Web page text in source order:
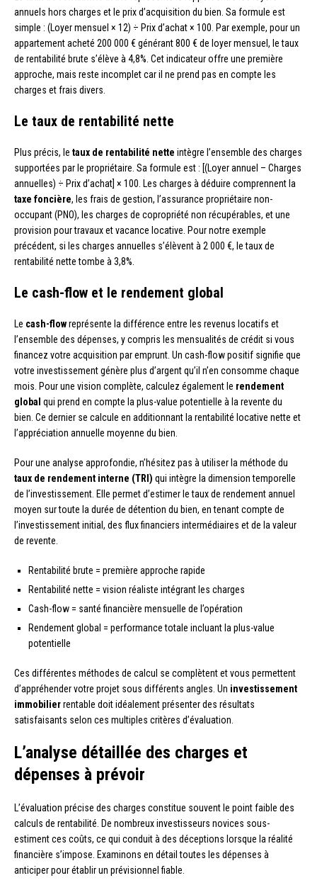
annuels hors charges et le prix d’acquisition du bien. Sa formule est
simple : (Loyer mensuel × 12) ÷ Prix d’achat × 100. Par exemple, pour un
appartement acheté 200 000 € générant 800 € de loyer mensuel, le taux
de rentabilité brute s’élève à 4,8%. Cet indicateur offre une première
approche, mais reste incomplet car il ne prend pas en compte les
charges et frais divers.
Le taux de rentabilité nette
Plus précis, le taux de rentabilité nette intègre l’ensemble des charges
supportées par le propriétaire. Sa formule est : [(Loyer annuel – Charges
annuelles) ÷ Prix d’achat] × 100. Les charges à déduire comprennent la
taxe foncière, les frais de gestion, l’assurance propriétaire non-
occupant (PNO), les charges de copropriété non récupérables, et une
provision pour travaux et vacance locative. Pour notre exemple
précédent, si les charges annuelles s’élèvent à 2 000 €, le taux de
rentabilité nette tombe à 3,8%.
Le cash-flow et le rendement global
Le cash-flowreprésente la différence entre les revenus locatifs et
l’ensemble des dépenses, y compris les mensualités de crédit si vous
financez votre acquisition par emprunt. Un cash-flow positif signifie que
votre investissement génère plus d’argent qu’il n’en consomme chaque
mois. Pour une vision complète, calculez également le rendement
global qui prend en compte la plus-value potentielle à la revente du
bien. Ce dernier se calcule en additionnant la rentabilité locative nette et
l’appréciation annuelle moyenne du bien.
Pour une analyse approfondie, n’hésitez pas à utiliser la méthode du
taux de rendement interne (TRI) qui intègre la dimension temporelle
de l’investissement. Elle permet d’estimer le taux de rendement annuel
moyen sur toute la durée de détention du bien, en tenant compte de
l’investissement initial, des flux financiers intermédiaires et de la valeur
de revente.
Rentabilité brute = première approche rapide
Rentabilité nette = vision réaliste intégrant les charges
Cash-flow = santé financière mensuelle de l’opération
Rendement global = performance totale incluant la plus-value
potentielle
Ces différentes méthodes de calcul se complètent et vous permettent
d’appréhender votre projet sous différents angles. Un investissement
immobilierrentable doit idéalement présenter des résultats
satisfaisants selon ces multiples critères d’évaluation.
L’analyse détaillée des charges et
dépenses à prévoir
L’évaluation précise des charges constitue souvent le point faible des
calculs de rentabilité. De nombreux investisseurs novices sous-
estiment ces coûts, ce qui conduit à des déceptions lorsque la réalité
financière s’impose. Examinons en détail toutes les dépenses à
anticiper pour établir un prévisionnel fiable.